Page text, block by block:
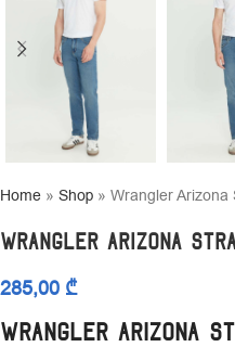
Home » Shop » Wrangler Arizona
Wrangler Arizona
285,00 ₾
Wrangler Arizona